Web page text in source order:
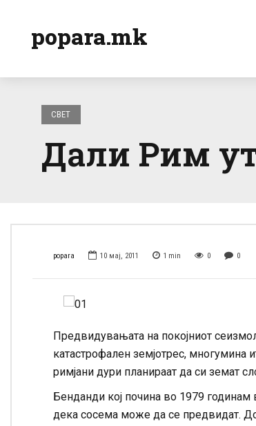
popara.mk
СВЕТ
Дали Рим
popara 10 мај, 2011 1 min 0 0
Предвидувањата на покојниот
катастрофален земјотрес, многумина
римјани дури планираат да си земат
Бенданди кој почина во 1979 годинам
дека сосема може да се предвидат.